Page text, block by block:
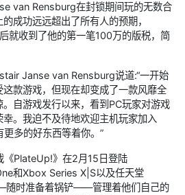
van Rensburg在封锁期间玩的无数合
成功远远超出了所有人的预期，
就收到了他的第一笔100万的版税，简
Janse van Rensburg说道:“一开始
款游戏，但现在却变成了一款风靡全
自游戏发行以来，看到PC玩家对游戏
。我迫不及待地欢迎主机玩家加入
多的好东西等着你。”
《PlateUp!》在2月15日登陆
和Xbox Series X|S以及任天堂
时准备着锅铲——管理着他们自己的